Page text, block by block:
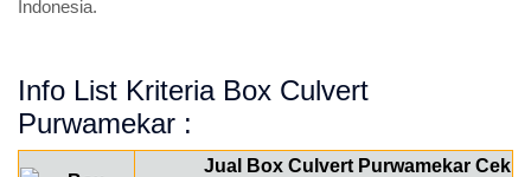
Indonesia.
Info List Kriteria Box Culvert
Purwamekar :
Jual Box Culvert Purwamekar Cek